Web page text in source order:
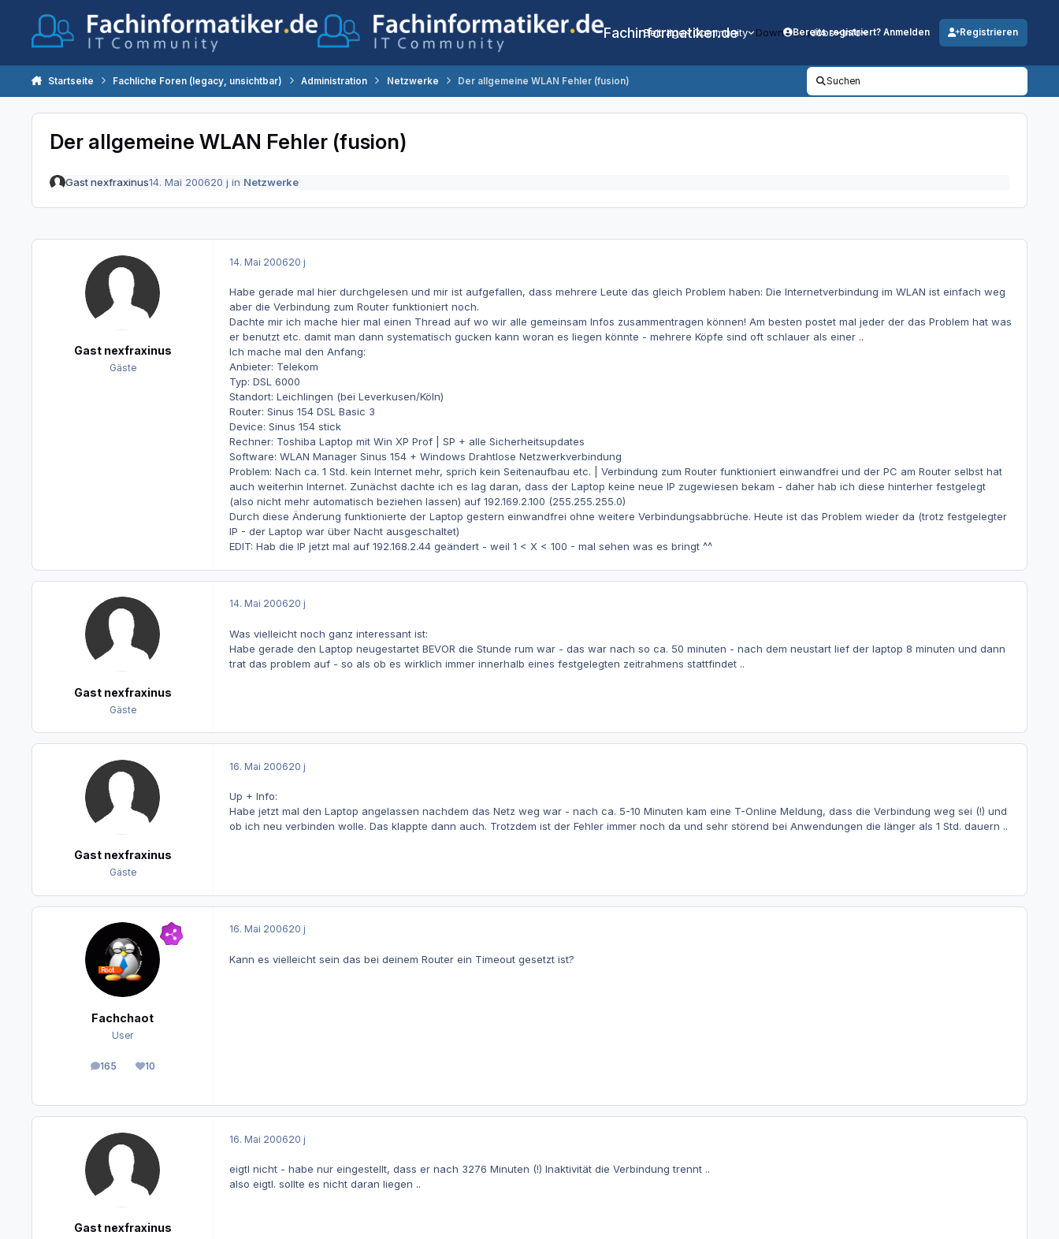
Fachinformatiker.de
Beiträge Community DownloadsJobs Info
Bereits registriert? Anmelden Registrieren
Startseite Fachliche Foren (legacy, unsichtbar) Administration Netzwerke Der allgemeine WLAN Fehler (fusion) Suchen
Der allgemeine WLAN Fehler (fusion)
Gast nexfraxinus14. Mai 200620 j in Netzwerke
Gast nexfraxinus
Gäste
14. Mai 200620 j
Habe gerade mal hier durchgelesen und mir ist aufgefallen, dass mehrere Leute das gleich Problem haben: Die Internetverbindung im WLAN ist einfach weg
aber die Verbindung zum Router funktioniert noch.
Dachte mir ich mache hier mal einen Thread auf wo wir alle gemeinsam Infos zusammentragen können! Am besten postet mal jeder der das Problem hat was
er benutzt etc. damit man dann systematisch gucken kann woran es liegen könnte - mehrere Köpfe sind oft schlauer als einer ..
Ich mache mal den Anfang:
Anbieter: Telekom
Typ: DSL 6000
Standort: Leichlingen (bei Leverkusen/Köln)
Router: Sinus 154 DSL Basic 3
Device: Sinus 154 stick
Rechner: Toshiba Laptop mit Win XP Prof | SP + alle Sicherheitsupdates
Software: WLAN Manager Sinus 154 + Windows Drahtlose Netzwerkverbindung
Problem: Nach ca. 1 Std. kein Internet mehr, sprich kein Seitenaufbau etc. | Verbindung zum Router funktioniert einwandfrei und der PC am Router selbst hat
auch weiterhin Internet. Zunächst dachte ich es lag daran, dass der Laptop keine neue IP zugewiesen bekam - daher hab ich diese hinterher festgelegt
(also nicht mehr automatisch beziehen lassen) auf 192.169.2.100 (255.255.255.0)
Durch diese Änderung funktionierte der Laptop gestern einwandfrei ohne weitere Verbindungsabbrüche. Heute ist das Problem wieder da (trotz festgelegter
IP - der Laptop war über Nacht ausgeschaltet)
EDIT: Hab die IP jetzt mal auf 192.168.2.44 geändert - weil 1 < X < 100 - mal sehen was es bringt ^^
Gast nexfraxinus
Gäste
14. Mai 200620 j
Was vielleicht noch ganz interessant ist:
Habe gerade den Laptop neugestartet BEVOR die Stunde rum war - das war nach so ca. 50 minuten - nach dem neustart lief der laptop 8 minuten und dann
trat das problem auf - so als ob es wirklich immer innerhalb eines festgelegten zeitrahmens stattfindet ..
Gast nexfraxinus
Gäste
16. Mai 200620 j
Up + Info:
Habe jetzt mal den Laptop angelassen nachdem das Netz weg war - nach ca. 5-10 Minuten kam eine T-Online Meldung, dass die Verbindung weg sei (!) und
ob ich neu verbinden wolle. Das klappte dann auch. Trotzdem ist der Fehler immer noch da und sehr störend bei Anwendungen die länger als 1 Std. dauern ..
Fachchaot
User
165
Beiträge 10
Reputation
16. Mai 200620 j
Kann es vielleicht sein das bei deinem Router ein Timeout gesetzt ist?
Gast nexfraxinus
16. Mai 200620 j
eigtl nicht - habe nur eingestellt, dass er nach 3276 Minuten (!) Inaktivität die Verbindung trennt ..
also eigtl. sollte es nicht daran liegen ..